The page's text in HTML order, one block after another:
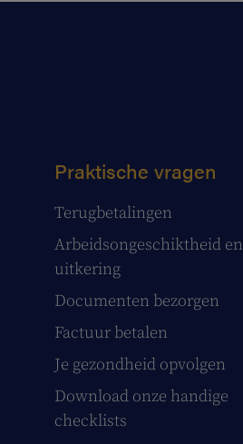
Praktische vragen
Terugbetalingen
Arbeidsongeschiktheid en
uitkering
Documenten bezorgen
Factuur betalen
Je gezondheid opvolgen
Download onze handige
checklists